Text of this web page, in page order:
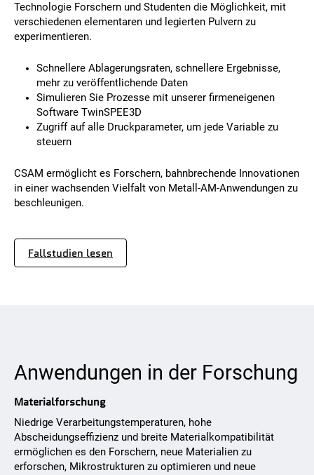
Folgen Sie uns
X Facebook LinkedIn YouTube
Technologie Forschern und Studenten die Möglichkeit, mit
verschiedenen elementaren und legierten Pulvern zu
experimentieren.
Schnellere Ablagerungsraten, schnellere Ergebnisse,
mehr zu veröffentlichende Daten
Simulieren Sie Prozesse mit unserer firmeneigenen
Software TwinSPEE3D
Zugriff auf alle Druckparameter, um jede Variable zu
steuern
CSAM ermöglicht es Forschern, bahnbrechende Innovationen
in einer wachsenden Vielfalt von Metall-AM-Anwendungen zu
beschleunigen.
Fallstudien lesen
Anwendungen in der Forschung
Materialforschung
Niedrige Verarbeitungstemperaturen, hohe
Abscheidungseffizienz und breite Materialkompatibilität
ermöglichen es den Forschern, neue Materialien zu
erforschen, Mikrostrukturen zu optimieren und neue